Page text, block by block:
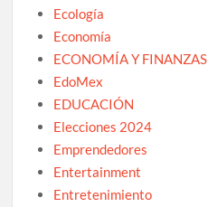
Ecología
Economía
ECONOMÍA Y FINANZAS
EdoMex
EDUCACIÓN
Elecciones 2024
Emprendedores
Entertainment
Entretenimiento